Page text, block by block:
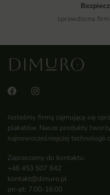
sprawdzona
Jesteśmy firmą zajmującą się
plakatów. Nasze produkty
najnowocześniejszej
Zapraszamy do kontaktu:
+48 453 507 842
kontakt@dimuro.pl
pn-pt: 7:00-16:00